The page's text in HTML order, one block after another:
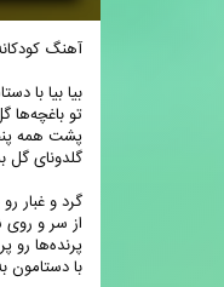
آهنگ
بیا بیا با
تو باغچه‌ها
پشت همه
گلدونای گل
گرد و غبار
از سر و
پرنده‌ها رو
با دستامون